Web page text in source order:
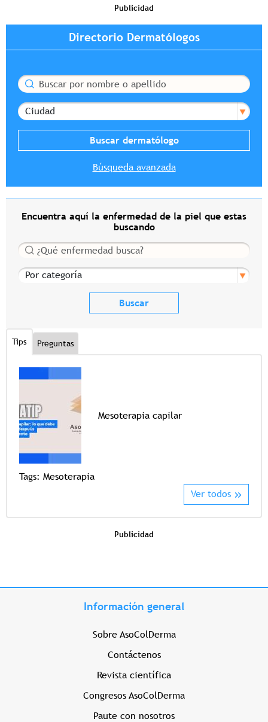
Publicidad
Directorio Dermatólogos
Buscar
Ciudad
Búsqueda avanzada
Encuentra aquí la enfermedad de la piel que estas
buscando
Buscar
Por categoría
Tips Preguntas
Mesoterapia capilar
Tags: Mesoterapia
Ver todos
Publicidad
Información general
Sobre AsoColDerma
Contáctenos
Revista científica
Congresos AsoColDerma
Paute con nosotros